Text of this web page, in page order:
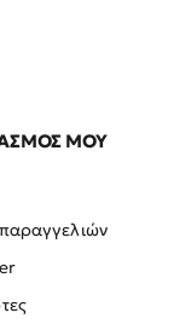
ΜΟΥ
παραγγελιών